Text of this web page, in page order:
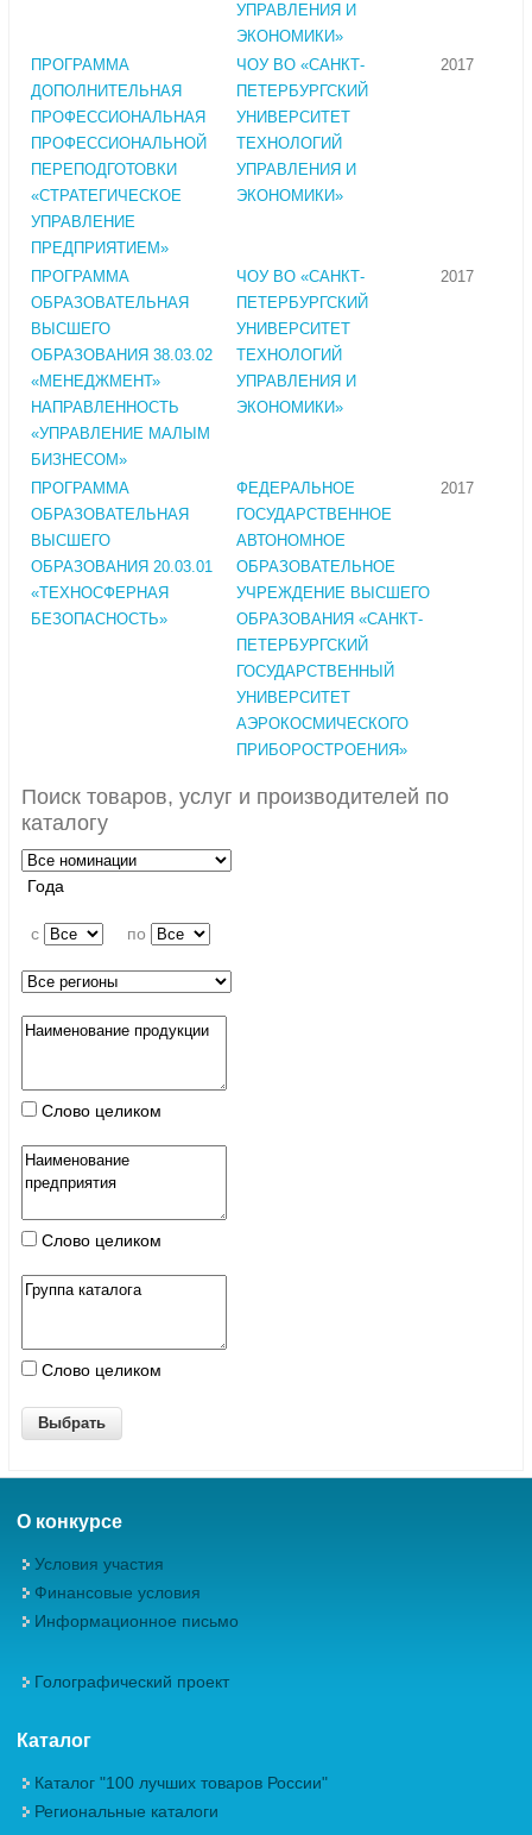
УПРАВЛЕНИЯ И
ЭКОНОМИКИ»
ПРОГРАММА
ДОПОЛНИТЕЛЬНАЯ
ПРОФЕССИОНАЛЬНАЯ
ПРОФЕССИОНАЛЬНОЙ
ПЕРЕПОДГОТОВКИ
«СТРАТЕГИЧЕСКОЕ
УПРАВЛЕНИЕ
ПРЕДПРИЯТИЕМ»
ЧОУ ВО «САНКТ-
ПЕТЕРБУРГСКИЙ
УНИВЕРСИТЕТ
ТЕХНОЛОГИЙ
УПРАВЛЕНИЯ И
ЭКОНОМИКИ»
2017
ПРОГРАММА
ОБРАЗОВАТЕЛЬНАЯ
ВЫСШЕГО
ОБРАЗОВАНИЯ 38.03.02
«МЕНЕДЖМЕНТ»
НАПРАВЛЕННОСТЬ
«УПРАВЛЕНИЕ МАЛЫМ
БИЗНЕСОМ»
ЧОУ ВО «САНКТ-
ПЕТЕРБУРГСКИЙ
УНИВЕРСИТЕТ
ТЕХНОЛОГИЙ
УПРАВЛЕНИЯ И
ЭКОНОМИКИ»
2017
ПРОГРАММА
ОБРАЗОВАТЕЛЬНАЯ
ВЫСШЕГО
ОБРАЗОВАНИЯ 20.03.01
«ТЕХНОСФЕРНАЯ
БЕЗОПАСНОСТЬ»
ФЕДЕРАЛЬНОЕ
ГОСУДАРСТВЕННОЕ
АВТОНОМНОЕ
ОБРАЗОВАТЕЛЬНОЕ
УЧРЕЖДЕНИЕ ВЫСШЕГО
ОБРАЗОВАНИЯ «САНКТ-
ПЕТЕРБУРГСКИЙ
ГОСУДАРСТВЕННЫЙ
УНИВЕРСИТЕТ
АЭРОКОСМИЧЕСКОГО
ПРИБОРОСТРОЕНИЯ»
2017
Поиск товаров, услуг и производителей по
каталогу
Года
c по
Слово целиком
Слово целиком
Слово целиком
О конкурсе
Условия участия
Финансовые условия
Информационное письмо
Голографический проект
Каталог
Каталог "100 лучших товаров России"
Региональные каталоги